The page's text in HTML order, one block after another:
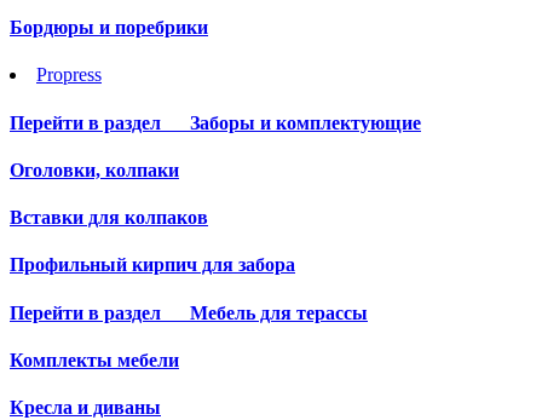
Бордюры и поребрики
Propress
Перейти в раздел Заборы и комплектующие
Оголовки, колпаки
Вставки для колпаков
Профильный кирпич для забора
Перейти в раздел Мебель для терассы
Комплекты мебели
Кресла и диваны